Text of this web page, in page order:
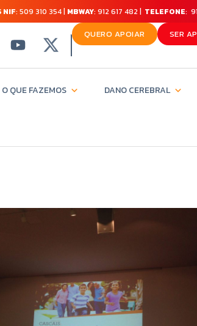
NIF: 509 310 354 | MBWAY: 912 617 482 | TELEFONE:
QUERO APOIAR SER
O QUE FAZEMOS DANO CEREBRAL